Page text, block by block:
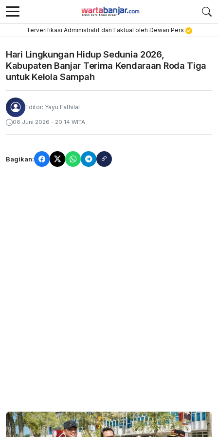
Terverifikasi Administratif dan Faktual oleh Dewan Pers
Hari Lingkungan Hidup Sedunia 2026,
Kabupaten Banjar Terima Kendaraan Roda Tiga
untuk Kelola Sampah
Editor: Yayu Fathilal
06 Juni 2026 - 20:14 WITA
Bagikan: